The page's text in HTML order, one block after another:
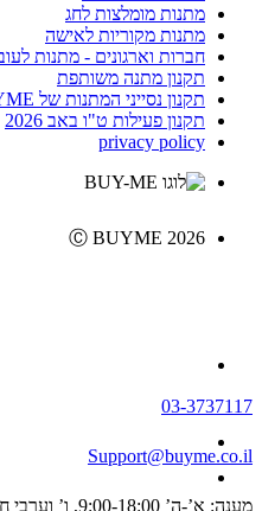
מתנות מומלצות לחג
מתנות מקוריות לאישה
חברות וארגונים - מתנות
תקנון מתנה משותפת
תקנון נסייני המתנות של BUYME
תקנון פעילות ט"ו באב 2026
privacy policy
Ⓒ BUYME 2026
03-3737117
Support@buyme.co.il
מענה: א’-ה’ 9:00-18:00, ו’ וערבי חג 9:00-13:00